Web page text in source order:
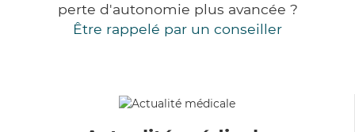
perte d'autonomie plus avancée ?
Être rappelé par un conseiller